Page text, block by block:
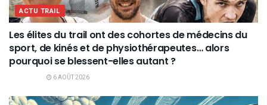
ACTU TRAIL
Les élites du trail ont des cohortes de médecins du
sport, de kinés et de physiothérapeutes… alors
pourquoi se blessent-elles autant ?
6 AOÛT 2026